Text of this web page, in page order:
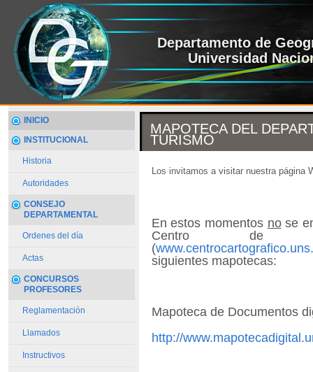
Departamento de
Universidad
INICIO
INSTITUCIONAL
Historia
Autoridades
CONSEJO
DEPARTAMENTAL
Ordenes del día
Actas
CONCURSOS
PROFESORES
Reglamentación
Llamados
Instructivos
MAPOTECA DEL
TURISMO
Los invitamos a visitar nuestra página
En estos momentos nose
Centro de
(
siguientes mapotecas:
Mapoteca de Documentos
http://